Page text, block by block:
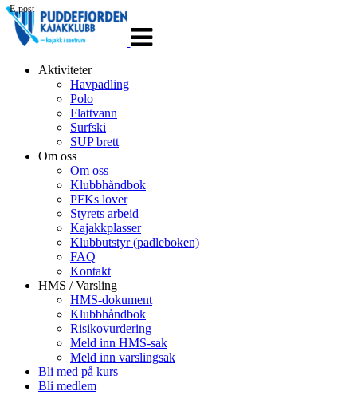
navigasjon
Aktiviteter
Havpadling
Polo
Flattvann
Surfski
SUP brett
Om oss
Om oss
Klubbhåndbok
PFKs lover
Styrets arbeid
Kajakkplasser
Klubbutstyr (padleboken)
FAQ
Kontakt
HMS / Varsling
HMS-dokument
Klubbhåndbok
Risikovurdering
Meld inn HMS-sak
Meld inn varslingsak
Bli med på kurs
Bli medlem
E-post